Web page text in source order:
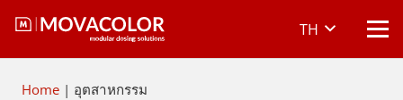
TH
Home | อุตสาหกรรม